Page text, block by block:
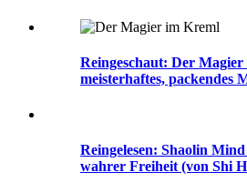
Reingeschaut: Der
meisterhaftes, packendes
Reingelesen: Shaolin
wahrer Freiheit (von Shi